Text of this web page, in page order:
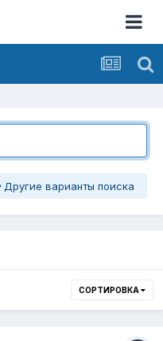
Другие варианты поиска
СОРТИРОВКА